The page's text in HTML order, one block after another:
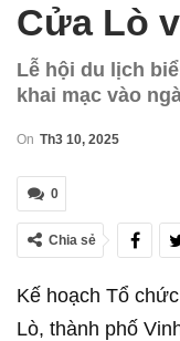
Cửa Lò
Lễ hội du lịch
khai mạc vào
On Th3 10, 2025
0
Chia sẻ
Kế hoạch Tổ
Lò, thành phố